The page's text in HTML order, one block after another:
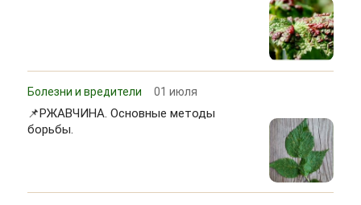
Болезни и вредители 01 июля
📌РЖАВЧИНА. Основные методы
борьбы.